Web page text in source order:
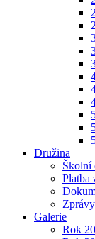
Družina
Školní
Platba
Galerie
Rok